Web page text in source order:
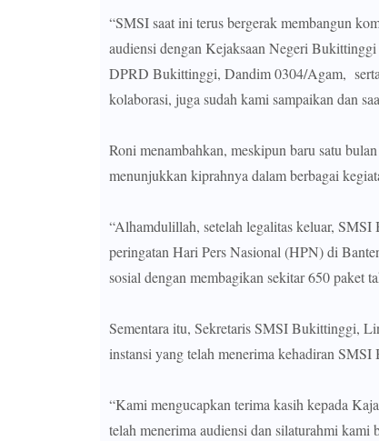
“SMSI saat ini terus bergerak membangun
audiensi dengan Kejaksaan Negeri
DPRD Bukittinggi, Dandim 0304/Agam, serta
kolaborasi, juga sudah kami sampaikan dan
Roni menambahkan, meskipun baru satu
menunjukkan kiprahnya dalam berbagai
“Alhamdulillah, setelah legalitas keluar,
peringatan Hari Pers Nasional (HPN) di
sosial dengan membagikan sekitar 650 paket
Sementara itu, Sekretaris SMSI Bukittinggi,
instansi yang telah menerima kehadiran
“Kami mengucapkan terima kasih kepada
telah menerima audiensi dan silaturahmi kami